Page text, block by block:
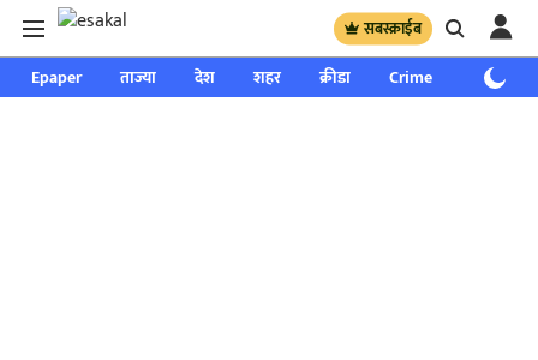
सबस्क्राईब
Epaper ताज्या देश शहर क्रीडा Crime साप्ताहिक